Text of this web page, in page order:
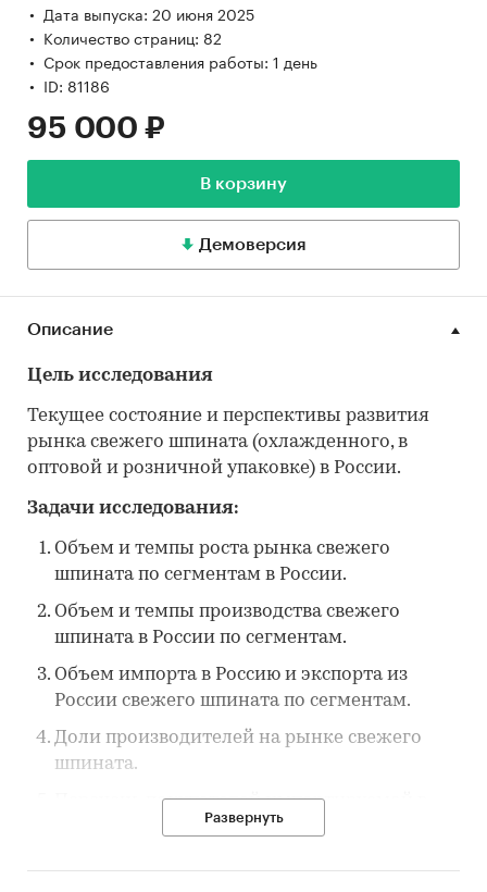
Дата выпуска: 20 июня 2025
Количество страниц: 82
Срок предоставления работы: 1 день
ID: 81186
95 000 ₽
В корзину
Демоверсия
Описание
Цель исследования
Текущее состояние и перспективы развития
рынка свежего шпината (охлажденного, в
оптовой и розничной упаковке) в России.
Задачи исследования:
Объем и темпы роста рынка свежего
шпината по сегментам в России.
Объем и темпы производства свежего
шпината в России по сегментам.
Объем импорта в Россию и экспорта из
России свежего шпината по сегментам.
Доли производителей на рынке свежего
шпината.
Перечень покупателей импортируемой в
Россию продукции и экспортируемой из
Развернуть